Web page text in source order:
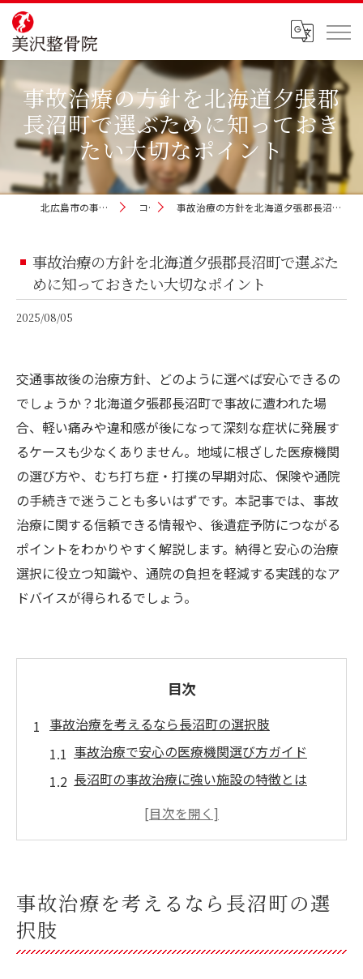
事故治療の方針を北海道夕張郡
長沼町で選ぶために知っておき
たい大切なポイント
北広島市の事故治療なら美沢整骨院 コラム 事故治療の方針を北海道夕張郡長沼町で選ぶために知っておきたい大切なポイント
事故治療の方針を北海道夕張郡長沼町で選ぶた
めに知っておきたい大切なポイント
2025/08/05
交通事故後の治療方針、どのように選べば安心できるの
でしょうか？北海道夕張郡長沼町で事故に遭われた場
合、軽い痛みや違和感が後になって深刻な症状に発展す
るケースも少なくありません。地域に根ざした医療機関
の選び方や、むち打ち症・打撲の早期対応、保険や通院
の手続きで迷うことも多いはずです。本記事では、事故
治療に関する信頼できる情報や、後遺症予防につながる
ポイントをわかりやすく解説します。納得と安心の治療
選択に役立つ知識や、通院の負担を軽減する実践的なア
ドバイスが得られるでしょう。
目次
事故治療を考えるなら長沼町の選択肢
事故治療で安心の医療機関選び方ガイド
長沼町の事故治療に強い施設の特徴とは
事故治療で後悔しないための基本ポイント
事故治療ナビを使った選択肢の広げ方
北海道夕張郡長沼町で安心の事故治療を受ける
方法
事故治療を考えるなら長沼町の選
択肢